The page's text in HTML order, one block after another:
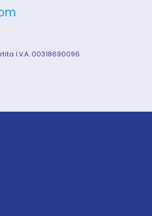
I.V.A. 00318690096